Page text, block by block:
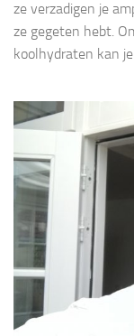
ze verzadigen je
ze gegeten hebt.
koolhydraten kan je